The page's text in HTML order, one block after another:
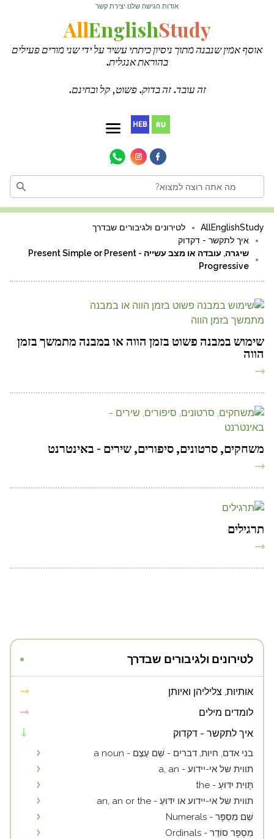
אודות·הגישה שלנו·יצירת קשר
AllEnglishStudy
אוסף אמין שנבנה מתוך ניסיון כיתתי עשיר על ידי שני מורים פעילים
בהוראת אנגלית.
זה עובד. זה בדוק. פשוט, קל ובחינם.
AllEnglishStudy
לטירונים ולגיבורים שבדרך
איך לתקשר - דקדוק
שיגרה, עובדה או מצב עשייה - Present Simple or Present
Progressive
שימוש במבנה פשוט בזמן הווה או במבנה מתמשך בזמן
הווה
משחקים, סרטונים, סיפורים, שירים - באינטרנט
תרגילים
לטירונים ולגיבורים שבדרך
אותיות, צליליהן ואיותן
לומדים מילים
איך לתקשר - דקדוק
בני אדם, חיות, דברים - שֵׁם עֶצֶם - a noun
תווית של אי-יידוע - a, an
תָּוִית יִדּוּעַ - the
תווית של אי-יידוע או יִדּוּעַ - an, an or the
שֵׁם מִסְפָּר - Numerals
מִסְפָּר סוֹדֵר - Ordinals